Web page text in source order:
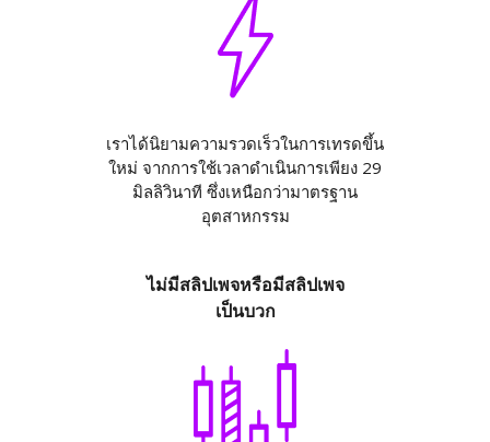
เราได้นิยามความรวดเร็วในการเทรดขึ้น
ใหม่ จากการใช้เวลาดำเนินการเพียง 29
มิลลิวินาที ซึ่งเหนือกว่ามาตรฐาน
อุตสาหกรรม
ไม่มีสลิปเพจหรือมีสลิปเพจ
เป็นบวก